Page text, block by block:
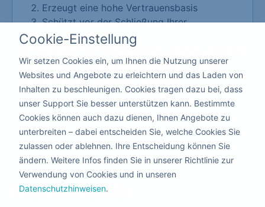
Erzeugt eine hohe Vertrauensbasis
Schützt vor der Schließung Ihrer
Gastronomie
Da hier keiner die Räume verlassen muss, kann die
Corona Desinfizierung mit giftfreien flüssigen
Mitteln nebenbei ausgeführt werden.
Kita & Schule
Warum eine
Cookie-Einstellung
Wir setzen Cookies ein, um Ihnen die Nutzung unserer
Websites und Angebote zu erleichtern und das Laden von
Inhalten zu beschleunigen. Cookies tragen dazu bei, dass
unser Support Sie besser unterstützen kann. Bestimmte
Cookies können auch dazu dienen, Ihnen Angebote zu
unterbreiten – dabei entscheiden Sie, welche Cookies Sie
zulassen oder ablehnen. Ihre Entscheidung können Sie
ändern. Weitere Infos finden Sie in unserer Richtlinie zur
Verwendung von Cookies und in unseren
Datenschutzhinweisen.